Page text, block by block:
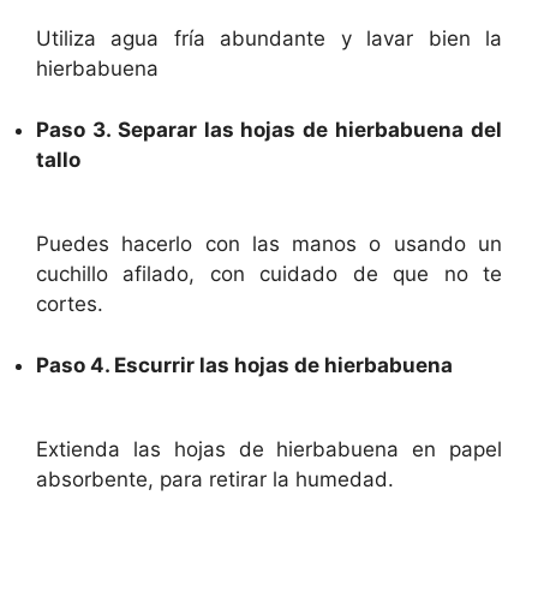
Utiliza agua fría abundante y lavar bien la
hierbabuena
Paso 3. Separar las hojas de hierbabuena del
tallo
Puedes hacerlo con las manos o usando un
cuchillo afilado, con cuidado de que no te
cortes.
Paso 4. Escurrir las hojas de hierbabuena
Extienda las hojas de hierbabuena en papel
absorbente, para retirar la humedad.